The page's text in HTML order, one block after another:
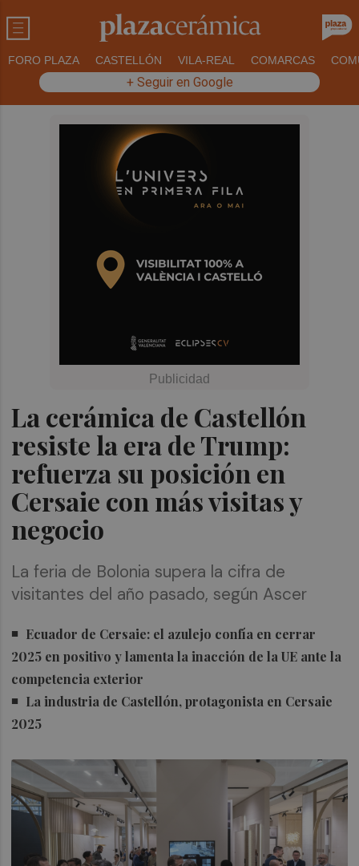
FORO PLAZA CASTELLÓN VILA-REAL COMARCAS
+ Seguir en Google
La cerámica de Castellón
resiste la era de Trump:
refuerza su posición en
Cersaie con más visitas y
negocio
La feria de Bolonia supera la cifra de
visitantes del año pasado, según Ascer
Ecuador de Cersaie: el azulejo confía en cerrar
2025 en positivo y lamenta la inacción de la UE ante la
competencia exterior
La industria de Castellón, protagonista en Cersaie
2025